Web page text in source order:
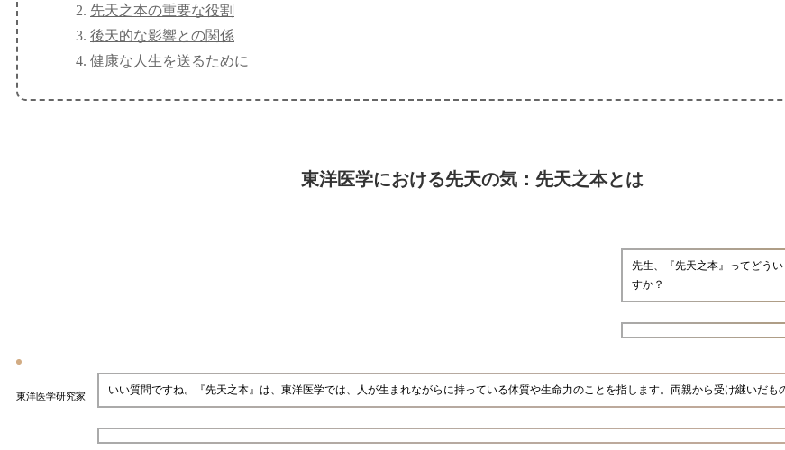
先天之本の重要な役割
後天的な影響との関係
健康な人生を送るために
東洋医学における先天の気：先天之本とは
先生、『先天之本』ってどう
すか？
東洋医学研究家 いい質問ですね。『先天之本』は、東洋医学では、人が生まれながらに持っている体質や生命力のことを指します。両親から受け継いだも